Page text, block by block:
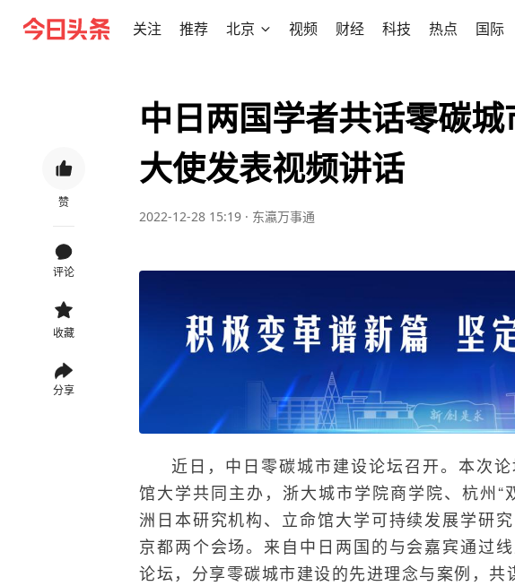
关注 推荐 北京 视频 财经 科技 热点 国际
赞
评论
收藏
分享
中日两国学者共话零碳
大使发表视频讲话
2022-12-28 15:19 · 东瀛万事通
近日，中日零碳城市建设论坛召开。本次
馆大学共同主办，浙大城市学院商学院、杭州“
洲日本研究机构、立命馆大学可持续发展学研
京都两个会场。来自中日两国的与会嘉宾通过
论坛，分享零碳城市建设的先进理念与案例，共